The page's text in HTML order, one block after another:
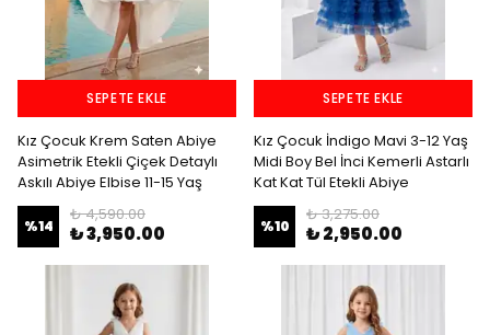
SEPETE EKLE
Kız Çocuk Krem Saten Abiye
Asimetrik Etekli Çiçek Detaylı
Askılı Abiye Elbise 11-15 Yaş
%14
₺ 4,590.00
₺ 3,950.00
SEPETE EKLE
Kız Çocuk İndigo Mavi 3-12 Yaş
Midi Boy Bel İnci Kemerli Astarlı
Kat Kat Tül Etekli Abiye
%10
₺ 3,275.00
₺ 2,950.00